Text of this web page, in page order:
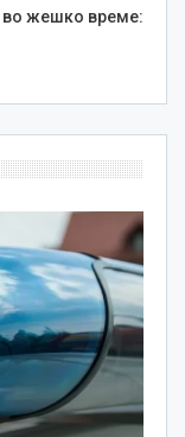
во жешко време: